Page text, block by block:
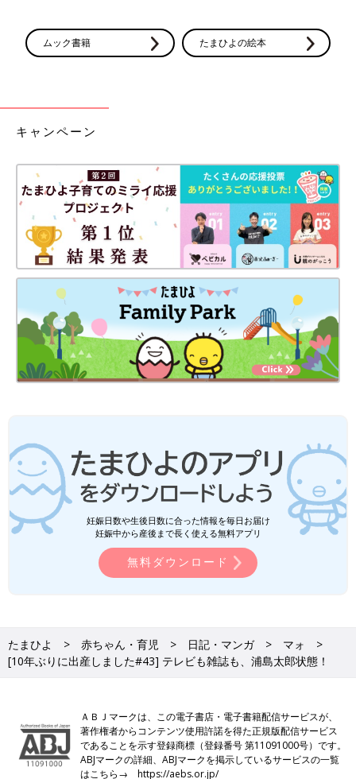
ムック書籍 たまひよの絵本
キャンペーン
妊娠日数や生後日数に合った情報を毎日お届け
妊娠中から産後まで長く使える無料アプリ
無料ダウンロード
たまひよ 赤ちゃん・育児 日記・マンガ
マォ
[10年ぶりに出産しました#43] テレビも雑誌も、浦島太郎状態！
ＡＢＪマークは、この電子書店・電子書籍配信サービスが、
著作権者からコンテンツ使用許諾を得た正規版配信サービス
であることを示す登録商標（登録番号 第11091000号）です。
ABJマークの詳細、ABJマークを掲示しているサービスの一覧
はこちら→https://aebs.or.jp/